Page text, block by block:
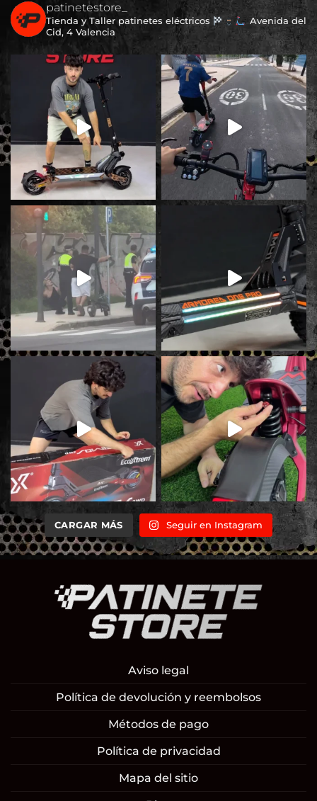
patinetestore_
Tienda y Taller patinetes eléctricos
Avenida del
Cid, 4 Valencia
CARGAR MÁS Seguir en Instagram
Aviso legal
Política de devolución y reembolsos
Métodos de pago
Política de privacidad
Mapa del sitio